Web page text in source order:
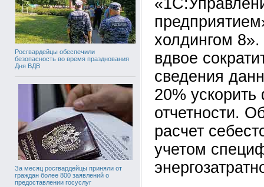
Росгвардейцы обеспечили
безопасность во время празднования
Дня ВДВ
За месяц росгвардейцы приняли от
граждан более 800 заявлений о
предоставлении госуслуг
холдингом
вдвое
сведения
20%
отчетности.
расчет
учетом